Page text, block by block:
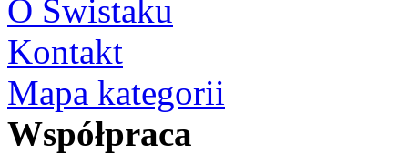
O Świstaku
Kontakt
Mapa kategorii
Współpraca